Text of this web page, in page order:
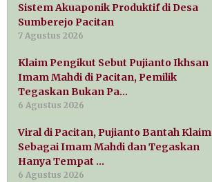
Sistem Akuaponik Produktif di Desa
Sumberejo Pacitan
7 Agustus 2026
Klaim Pengikut Sebut Pujianto Ikhsan
Imam Mahdi di Pacitan, Pemilik
Tegaskan Bukan Pa…
6 Agustus 2026
Viral di Pacitan, Pujianto Bantah Klaim
Sebagai Imam Mahdi dan Tegaskan
Hanya Tempat …
6 Agustus 2026